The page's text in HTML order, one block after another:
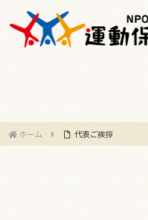
ホーム 代表ご挨拶